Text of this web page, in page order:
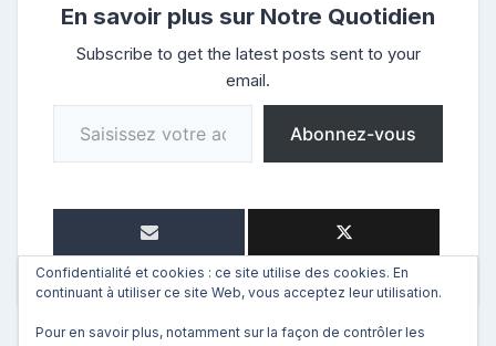
En savoir plus sur Notre Quotidien
Subscribe to get the latest posts sent to your
email.
Saisissez votre adresse e-mail…
Abonnez-vous
Confidentialité et cookies : ce site utilise des cookies. En
continuant à utiliser ce site Web, vous acceptez leur utilisation.
Pour en savoir plus, notamment sur la façon de contrôler les